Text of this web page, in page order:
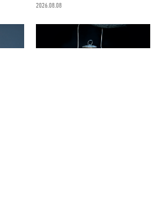
2026.08.08